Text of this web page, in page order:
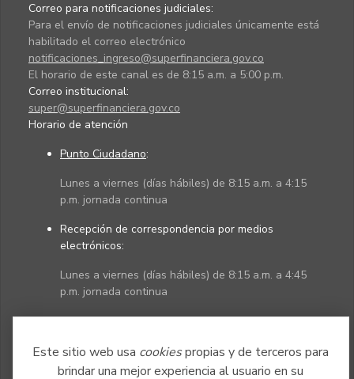
Este sitio web usa cookiespropias y de terceros para
brindar una mejor experiencia al usuario en su
Correo para notificaciones judiciales:
Para el envío de notificaciones judiciales únicamente está
habilitado el correo electrónico
notificaciones_ingreso@superfinanciera.gov.co
El horario de este canal es de 8:15 a.m. a 5:00 p.m.
Correo institucional:
super@superfinanciera.gov.co
Horario de atención
Punto Ciudadano:
Lunes a viernes (días hábiles) de 8:15 a.m. a 4:15
p.m. jornada continua
Recepción de correspondencia por medios
electrónicos:
Lunes a viernes (días hábiles) de 8:15 a.m. a 4:45
p.m. jornada continua